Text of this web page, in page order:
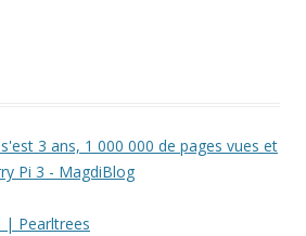
3 ans, 1 000 000 de pages vues et
Pi 3 - MagdiBlog
| Pearltrees